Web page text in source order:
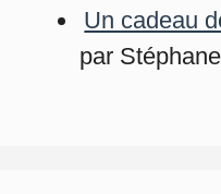
Un cadeau
par